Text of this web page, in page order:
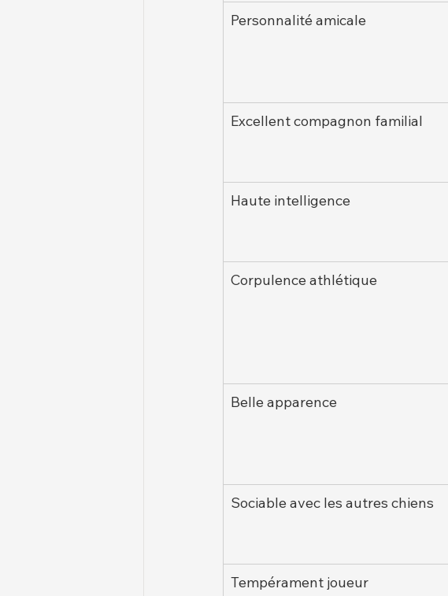
Personnalité amicale
Excellent compagnon familial
Haute intelligence
Corpulence athlétique
Belle apparence
Sociable avec les autres chiens
Tempérament joueur